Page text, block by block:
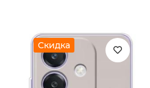
Скидка